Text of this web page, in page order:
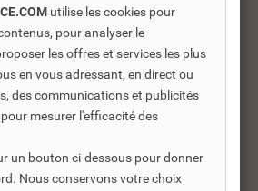
POÊLE À BOIS FONTE
POÊLE À BOIS 6 KW
utilise les cookies pour
pour analyser le
les offres et services les plus
en vous adressant, en direct ou
des communications et publicités
mesurer l'efficacité des
un bouton ci-dessous pour donner
Nous conservons votre choix